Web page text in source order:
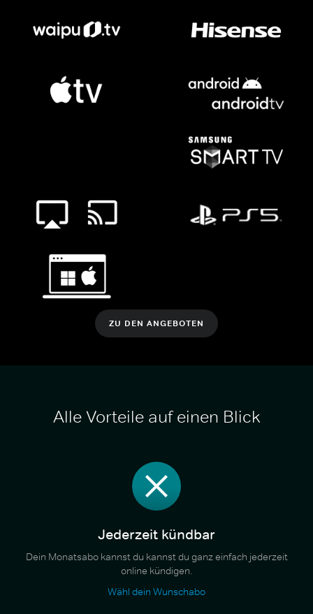
ZU DEN ANGEBOTEN
Alle Vorteile auf einen Blick
Jederzeit kündbar
Dein Monatsabo kannst du kannst du ganz einfach jederzeit
online kündigen.
Wähl dein Wunschabo